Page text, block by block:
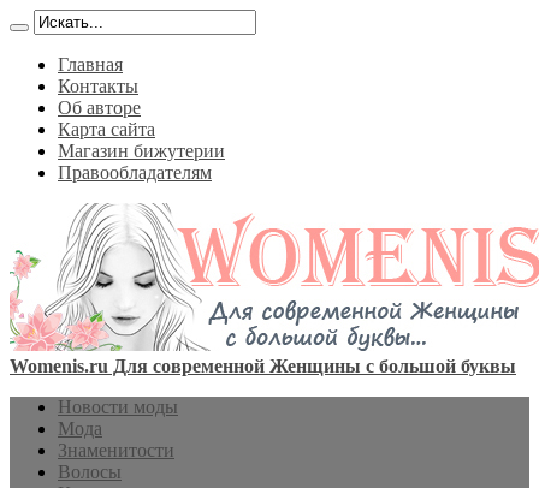
Главная
Контакты
Об авторе
Карта сайта
Магазин бижутерии
Правообладателям
Womenis.ru Для современной Женщины с большой буквы
Новости моды
Мода
Знаменитости
Волосы